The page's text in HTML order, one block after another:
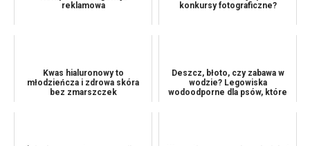
reklamowa
konkursy fotograficzne?
Kwas hialuronowy to
młodzieńcza i zdrowa skóra
bez zmarszczek
Deszcz, błoto, czy zabawa w
wodzie? Legowiska
wodoodporne dla psów, które